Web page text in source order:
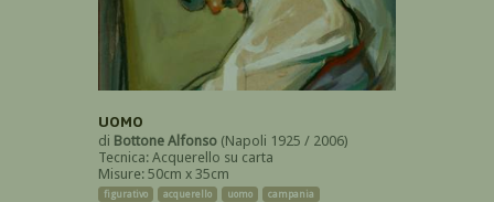
UOMO
di Bottone Alfonso (Napoli 1925 / 2006)
Tecnica: Acquerello su carta
Misure: 50cm x 35cm
figurativo acquerello uomo
campania